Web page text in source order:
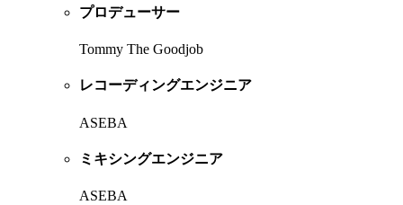
プロデューサー
Tommy The Goodjob
レコーディングエンジニア
ASEBA
ミキシングエンジニア
ASEBA